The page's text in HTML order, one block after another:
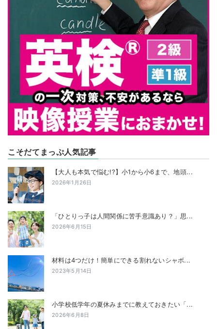
こそだてまっぷ人気記事
【大人も本気で悩む!?】小1から小6まで、地頭...
2026年1月26日
「ひとりっ子は人間関係に苦手意識あり？」思...
2026年6月15日
材料は4つだけ！簡単にできる割れないシャボ...
2023年5月14日
小学校低学年の夏休みまでに教えておきたい「...
2026年6月8日